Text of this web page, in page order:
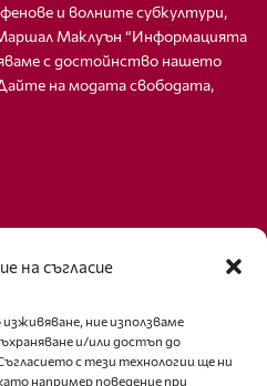
на съгласие
ние използваме
и/или достъп до
с тези технологии ще ни
например поведение при
и волните субкултури,
Маклуън “Информацията
с достойнство нашето
на модата свободата,